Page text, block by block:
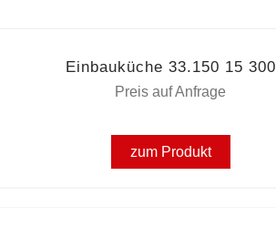
Einbauküche 33.150 15 300
Preis auf Anfrage
zum Produkt